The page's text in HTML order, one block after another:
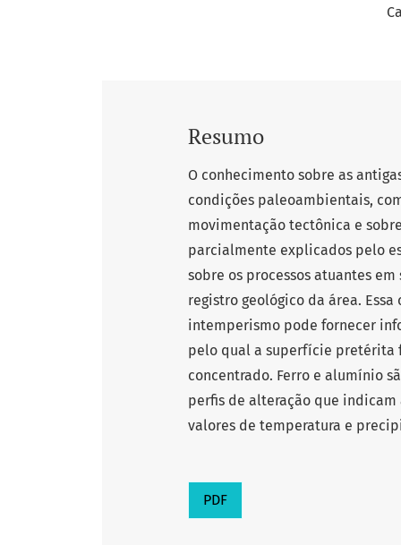
Resumo
O conhecimento sobre as
condições paleoambientais,
movimentação tectônica e
parcialmente explicados pelo
sobre os processos atuantes
registro geológico da área.
intemperismo pode fornecer
pelo qual a superfície pretérita
concentrado. Ferro e alumínio
perfis de alteração que
valores de temperatura e
PDF